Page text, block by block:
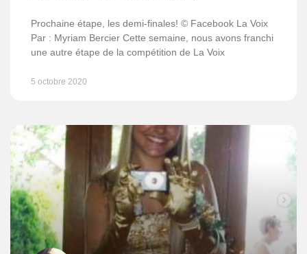
Prochaine étape, les demi-finales! © Facebook La Voix
Par : Myriam Bercier Cette semaine, nous avons franchi
une autre étape de la compétition de La Voix
5 octobre 2020